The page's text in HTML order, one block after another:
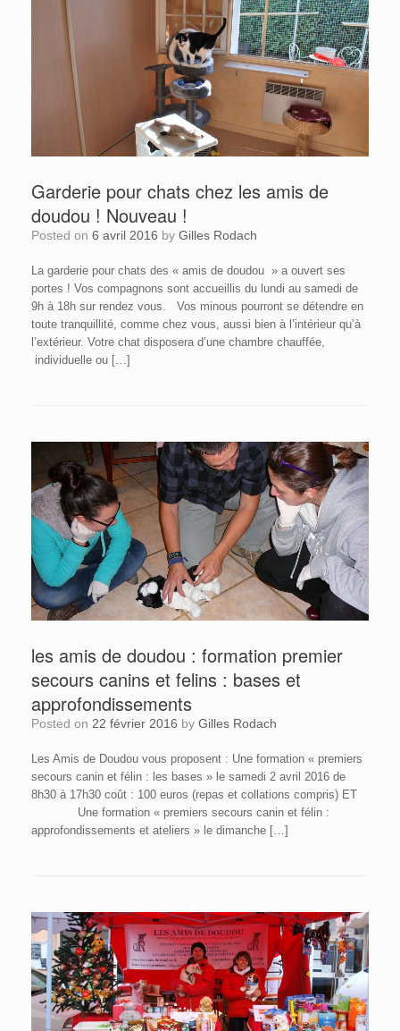
Garderie pour chats chez les amis de
doudou ! Nouveau !
Posted on 6 avril 2016 by Gilles Rodach
La garderie pour chats des « amis de doudou » a ouvert ses
portes ! Vos compagnons sont accueillis du lundi au samedi de
9h à 18h sur rendez vous. Vos minous pourront se détendre en
toute tranquillité, comme chez vous, aussi bien à l’intérieur qu’à
l’extérieur. Votre chat disposera d’une chambre chauffée,
individuelle ou […]
les amis de doudou : formation premier
secours canins et felins : bases et
approfondissements
Posted on 22 février 2016 by Gilles Rodach
Les Amis de Doudou vous proposent : Une formation « premiers
secours canin et félin : les bases » le samedi 2 avril 2016 de
8h30 à 17h30 coût : 100 euros (repas et collations compris) ET
Une formation « premiers secours canin et félin :
approfondissements et ateliers » le dimanche […]